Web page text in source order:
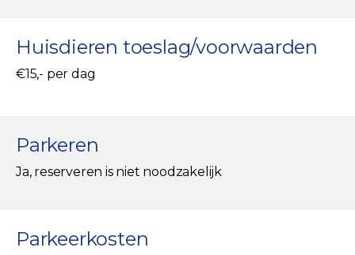
Huisdieren toeslag/voorwaarden
€15,- per dag
Parkeren
Ja, reserveren is niet noodzakelijk
Parkeerkosten